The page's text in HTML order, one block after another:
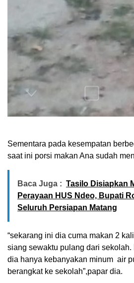
Sementara pada kesempatan
saat ini porsi makan Ana sudah
Baca Juga : Tasilo Disiapkan
Perayaan HUS Ndeo, Bupati
Seluruh Persiapan Matang
“sekarang ini dia cuma makan 2
siang sewaktu pulang dari
dia hanya kebanyakan minum air
berangkat ke sekolah”,papar dia.